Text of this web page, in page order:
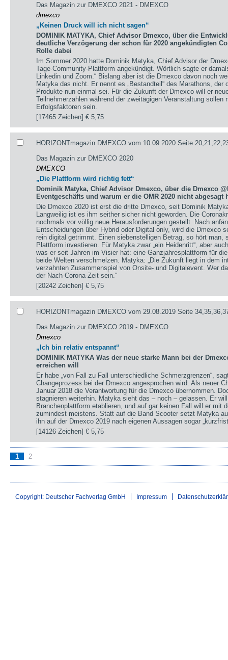
Das Magazin zur DMEXCO 2021 - DMEXCO
dmexco
„Keinen Druck will ich nicht sagen“
DOMINIK MATYKA, Chief Advisor Dmexco, über die
deutliche Verzögerung der schon für 2020 angekündigten
Rolle dabei
Im Sommer 2020 hatte Dominik Matyka, Chief Advisor der
Tage-Community-Plattform angekündigt. Wörtlich sagte er
Linkedin und Zoom.“ Bislang aber ist die Dmexco davon noch
Matyka das nicht. Er nennt es „Bestandteil“ des Marathons, der
Produkte nun einmal sei. Für die Zukunft der Dmexco will er
Teilnehmerzahlen während der zweitägigen Veranstaltung
Erfolgsfaktoren sein.
[17465 Zeichen]€ 5,75
HORIZONTmagazin DMEXCO vom 10.09.2020 Seite
Das Magazin zur DMEXCO 2020
DMEXCO
„Die Plattform wird richtig fett“
Dominik Matyka, Chief Advisor Dmexco, über die Dmexco
Eventgeschäfts und warum er die OMR 2020 nicht abgesagt
Die Dmexco 2020 ist erst die dritte Dmexco, seit Dominik
Langweilig ist es ihm seither sicher nicht geworden. Die
nochmals vor völlig neue Herausforderungen gestellt. Nach
Entscheidungen über Hybrid oder Digital only, wird die Dmexco
rein digital getrimmt. Einen siebenstelligen Betrag, so hört man,
Plattform investieren. Für Matyka zwar „ein Heidenritt“, aber
was er seit Jahren im Visier hat: eine Ganzjahresplattform für
beide Welten verschmelzen. Matyka: „Die Zukunft liegt in dem
verzahnten Zusammenspiel von Onsite- und Digitalevent. Wer
der Nach-Corona-Zeit sein.“
[20242 Zeichen]€ 5,75
HORIZONTmagazin DMEXCO vom 29.08.2019 Seite
Das Magazin zur DMEXCO 2019 - DMEXCO
Dmexco
„Ich bin relativ entspannt“
DOMINIK MATYKA Was der neue starke Mann bei der
erreichen will
Er habe „von Fall zu Fall unterschiedliche Schmerzgrenzen“,
Changeprozess bei der Dmexco angesprochen wird. Als neuer
Januar 2018 die Verantwortung für die Dmexco übernommen.
stagnieren weiterhin. Matyka sieht das – noch – gelassen. Er
Branchenplattform etablieren, und auf gar keinen Fall will er mit
zumindest meistens. Statt auf die Band Scooter setzt Matyka
ihn auf der Dmexco 2019 nach eigenen Aussagen sogar
[14126 Zeichen]€ 5,75
1 2
Copyright: Deutscher Fachverlag GmbH Impressum